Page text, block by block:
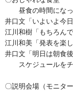
昼食の時間になっ
井口文「いよいよ今
江川和樹「もちろんで
江川和美「発表を楽
井口文「明日は朝食
スケジュールをチ
〇説明会場（モニター